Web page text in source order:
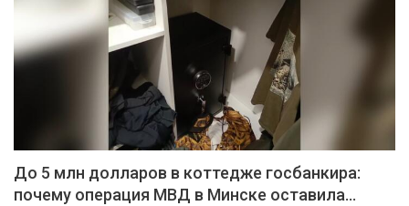
До 5 млн долларов в коттедже госбанкира:
почему операция МВД в Минске оставила…